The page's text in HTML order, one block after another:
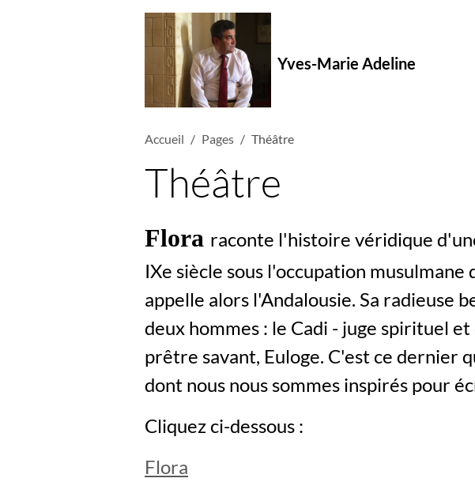
Yves-Marie Adeline
Accueil Pages Théâtre
Théâtre
Flora raconte l'histoire véridique
IXe siècle sous l'occupation musulmane
appelle alors l'Andalousie. Sa radieuse
deux hommes : le Cadi - juge spirituel
prêtre savant, Euloge. C'est ce dernier
dont nous nous sommes inspirés pour
Cliquez ci-dessous :
Flora